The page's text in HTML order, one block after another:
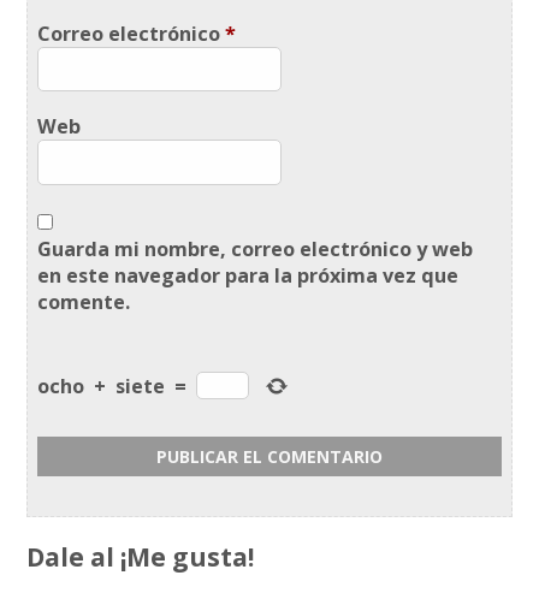
Correo electrónico*
Web
Guarda mi nombre, correo electrónico y web
en este navegador para la próxima vez que
comente.
ocho + siete =
Dale al ¡Me gusta!